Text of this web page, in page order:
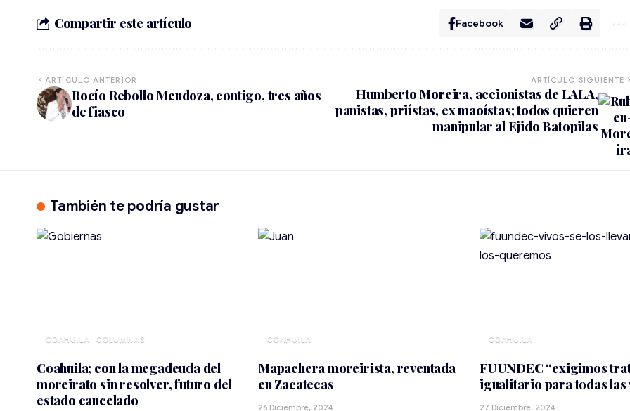
Compartir este artículo Facebook
ARTÍCULO ANTERIOR
Rocío Rebollo Mendoza, contigo, tres años
de fiasco
ARTÍCULO SIGUIENTE
Humberto Moreira, accionistas de LALA,
panistas, priístas, ex maoístas; todos quieren
manipular al Ejido Batopilas
También te podría gustar
COAHUILA
Coahuila; con la megadeuda del
moreirato sin resolver, futuro del
estado cancelado
COAHUILA
Mapachera moreirista, reventada
en Zacatecas
26 Diciembre, 2024
COAHUILA
FUUNDEC “exigimos
igualitario para todas las
27 Diciembre, 2024